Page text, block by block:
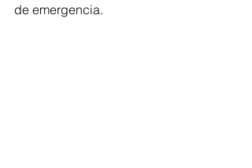
de emergencia.